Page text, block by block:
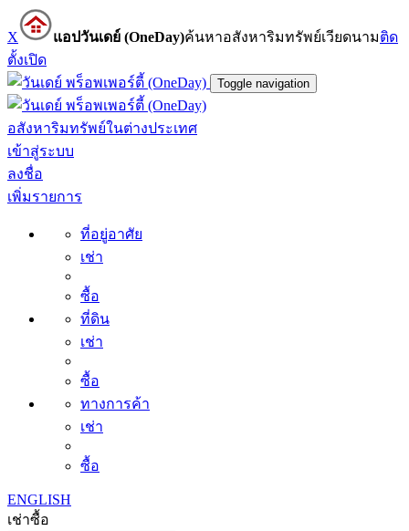
X แอปวันเดย์ (OneDay)ค้นหาอสังหาริมทรัพย์เวียดนามติด
ตั้งเปิด
Toggle navigation
อสังหาริมทรัพย์ในต่างประเทศ
เข้าสู่ระบบ
ลงชื่อ
เพิ่มรายการ
ที่อยู่อาศัย
เช่า
ซื้อ
ที่ดิน
เช่า
ซื้อ
ทางการค้า
เช่า
ซื้อ
ENGLISH
เช่าซื้อ